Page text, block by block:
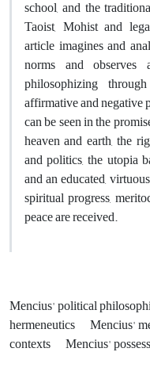
school, and the
Taoist, Mohist and
article imagines and
norms and observes
philosophizing
affirmative and negative
can be seen in the
heaven and earth, the
and politics, the utopia
and an educated,
spiritual progress,
peace are received.
Mencius' political
hermeneutics
Mencius'
contexts
Mencius'